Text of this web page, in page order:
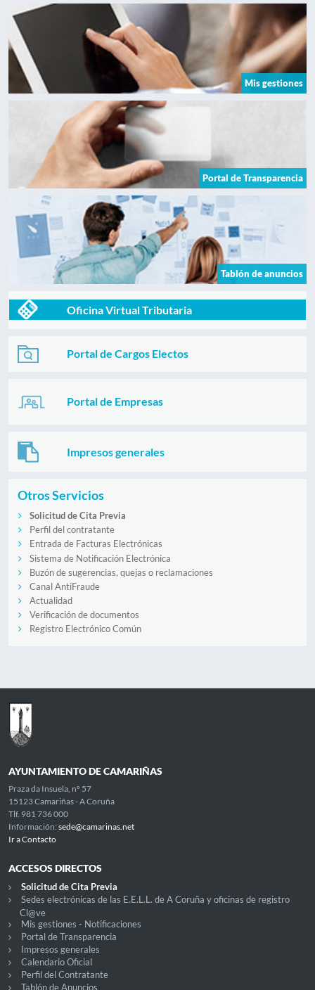
Mis gestiones
Portal de Transparencia
Tablón de anuncios
Oficina Virtual Tributaria
Portal de Cargos Electos
Portal de Empresas
Impresos generales
Otros Servicios
Solicitud de Cita Previa
Perfil del contratante
Entrada de Facturas Electrónicas
Sistema de Notificación Electrónica
Buzón de sugerencias, quejas o reclamaciones
Canal AntiFraude
Actualidad
Verificación de documentos
Registro Electrónico Común
AYUNTAMIENTO DE CAMARIÑAS
Praza da Insuela, nº 57
15123 Camariñas - A Coruña
Tlf. 981 736 000
Información: sede@camarinas.net
Ir a Contacto
ACCESOS DIRECTOS
Solicitud de Cita Previa
Sedes electrónicas de las E.E.L.L. de A Coruña y oficinas de registro
Cl@ve
Mis gestiones - Notificaciones
Portal de Transparencia
Impresos generales
Calendario Oficial
Perfil del Contratante
Tablón de Anuncios